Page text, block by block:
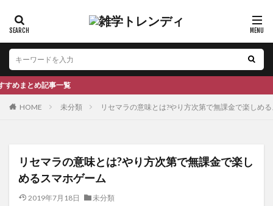
一覧
HOME 未分類 リセマラの意味とは?やり方次第で無課金で楽しめ
リセマラの意味とは?やり方次第で無課金で楽し
めるスマホゲーム
2019年7月18日 未分類